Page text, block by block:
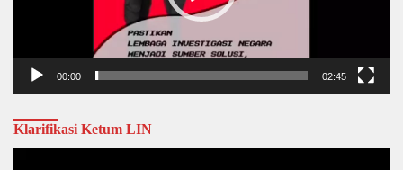
00:00 02:45
Klarifikasi Ketum LIN